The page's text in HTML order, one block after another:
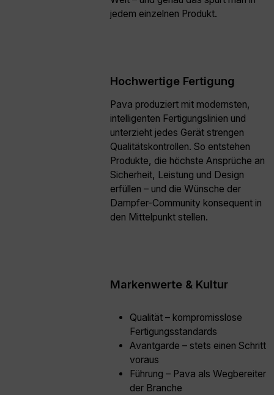
jedem einzelnen Produkt.
Hochwertige Fertigung
Pava produziert mit modernsten,
intelligenten Fertigungslinien und
unterzieht jedes Gerät strengen
Qualitätskontrollen. So entstehen
Produkte, die höchste Ansprüche an
Sicherheit, Leistung und Design
erfüllen – und die Wünsche der
Dampfer-Community konsequent in
den Mittelpunkt stellen.
Markenwerte & Kultur
Qualität – kompromisslose
Fertigungsstandards
Avantgarde – stets einen Schritt
voraus
Führung – Pava als Wegbereiter
der Branche